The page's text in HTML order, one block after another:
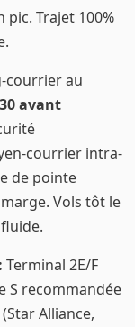
Trajet 100%
courrier au
avant
courrier intra-
de pointe
Vols tôt le
Terminal 2E/F
S recommandée
Alliance,